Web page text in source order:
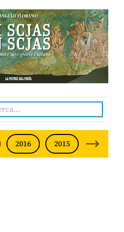
FRIULIAN MONTHLY
2016 2015 2014